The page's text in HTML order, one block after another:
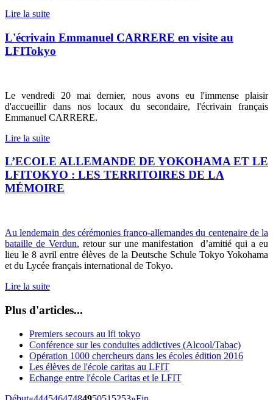
Lire la suite
L'écrivain Emmanuel CARRERE en visite au
LFITokyo
Le vendredi 20 mai dernier, nous avons eu l'immense plaisir
d'accueillir dans nos locaux du secondaire, l'écrivain français
Emmanuel CARRERE.
Lire la suite
L’ECOLE ALLEMANDE DE YOKOHAMA ET LE
LFITOKYO : LES TERRITOIRES DE LA
MÉMOIRE
Au lendemain des cérémonies franco-allemandes du centenaire de la
bataille de Verdun, retour sur une manifestation d’amitié qui a eu
lieu le 8 avril entre élèves de la Deutsche Schule Tokyo Yokohama
et du Lycée français international de Tokyo.
Lire la suite
Plus d'articles...
Premiers secours au lfi tokyo
Conférence sur les conduites addictives (Alcool/Tabac)
Opération 1000 chercheurs dans les écoles édition 2016
Les élèves de l'école caritas au LFIT
Echange entre l'école Caritas et le LFIT